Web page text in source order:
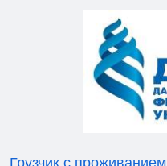
Грузчик с проживанием